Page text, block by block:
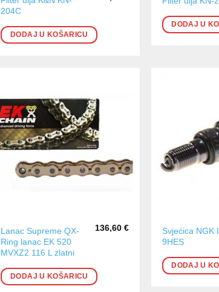
204C
DODAJ U KOŠARICU
DODAJ U
Lanac Supreme QX-
Ring lanac EK 520
MVXZ2 116 L zlatni
136,60€
DODAJ U KOŠARICU
Svjećica NGK
9HES
DODAJ U